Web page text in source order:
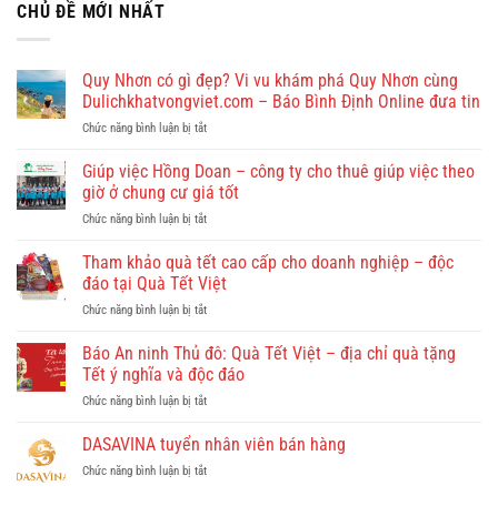
CHỦ ĐỀ MỚI NHẤT
Quy Nhơn có gì đẹp? Vi vu khám phá Quy Nhơn cùng
Dulichkhatvongviet.com – Báo Bình Định Online đưa tin
Chức năng bình luận bị tắtở
Nhơn
có
gì
đẹp?
vu
khám
phá
Quy
cùng
Dulichkhatvongviet.com
Báo
Định
Online
Giúp việc Hồng Doan – công ty cho thuê giúp việc theo
giờ ở chung cư giá tốt
Chức năng bình luận bị tắtở
việc
Hồng
Doan
–
ty
cho
giúp
theo
Tham khảo quà tết cao cấp cho doanh nghiệp – độc
đáo tại Quà Tết Việt
Chức năng bình luận bị tắtở
khảo
quà
tết
cao
cho
nghiệp
Báo An ninh Thủ đô: Quà Tết Việt – địa chỉ quà tặng
Tết ý nghĩa và độc đáo
Chức năng bình luận bị tắtở
An
Thủ
DASAVINA tuyển nhân viên bán hàng
Chức năng bình luận bị tắtở